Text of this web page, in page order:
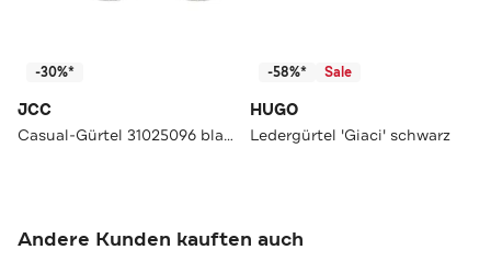
-30%*
JCC
Casual-Gürtel 31025096 blackbrown
-58%* Sale
HUGO
Ledergürtel 'Giaci' schwarz
Andere Kunden kauften auch